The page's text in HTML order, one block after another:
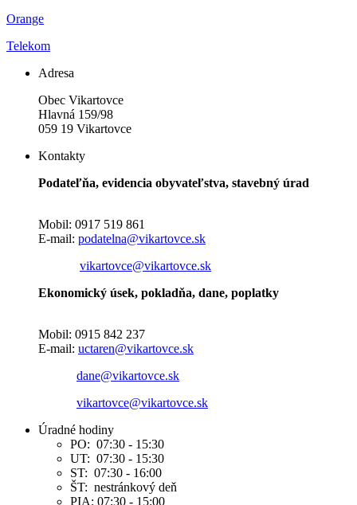
Orange
Telekom
Adresa
Obec Vikartovce
Hlavná 159/98
059 19 Vikartovce
Kontakty
Podateľňa, evidencia obyvateľstva, stavebný úrad
Mobil: 0917 519 861
E-mail: podatelna@vikartovce.sk
vikartovce@vikartovce.sk
Ekonomický úsek, pokladňa, dane, poplatky
Mobil: 0915 842 237
E-mail: uctaren@vikartovce.sk
dane@vikartovce.sk
vikartovce@vikartovce.sk
Úradné hodiny
PO: 07:30 - 15:30
UT: 07:30 - 15:30
ST: 07:30 - 16:00
ŠT: nestránkový deň
PIA: 07:30 - 15:00